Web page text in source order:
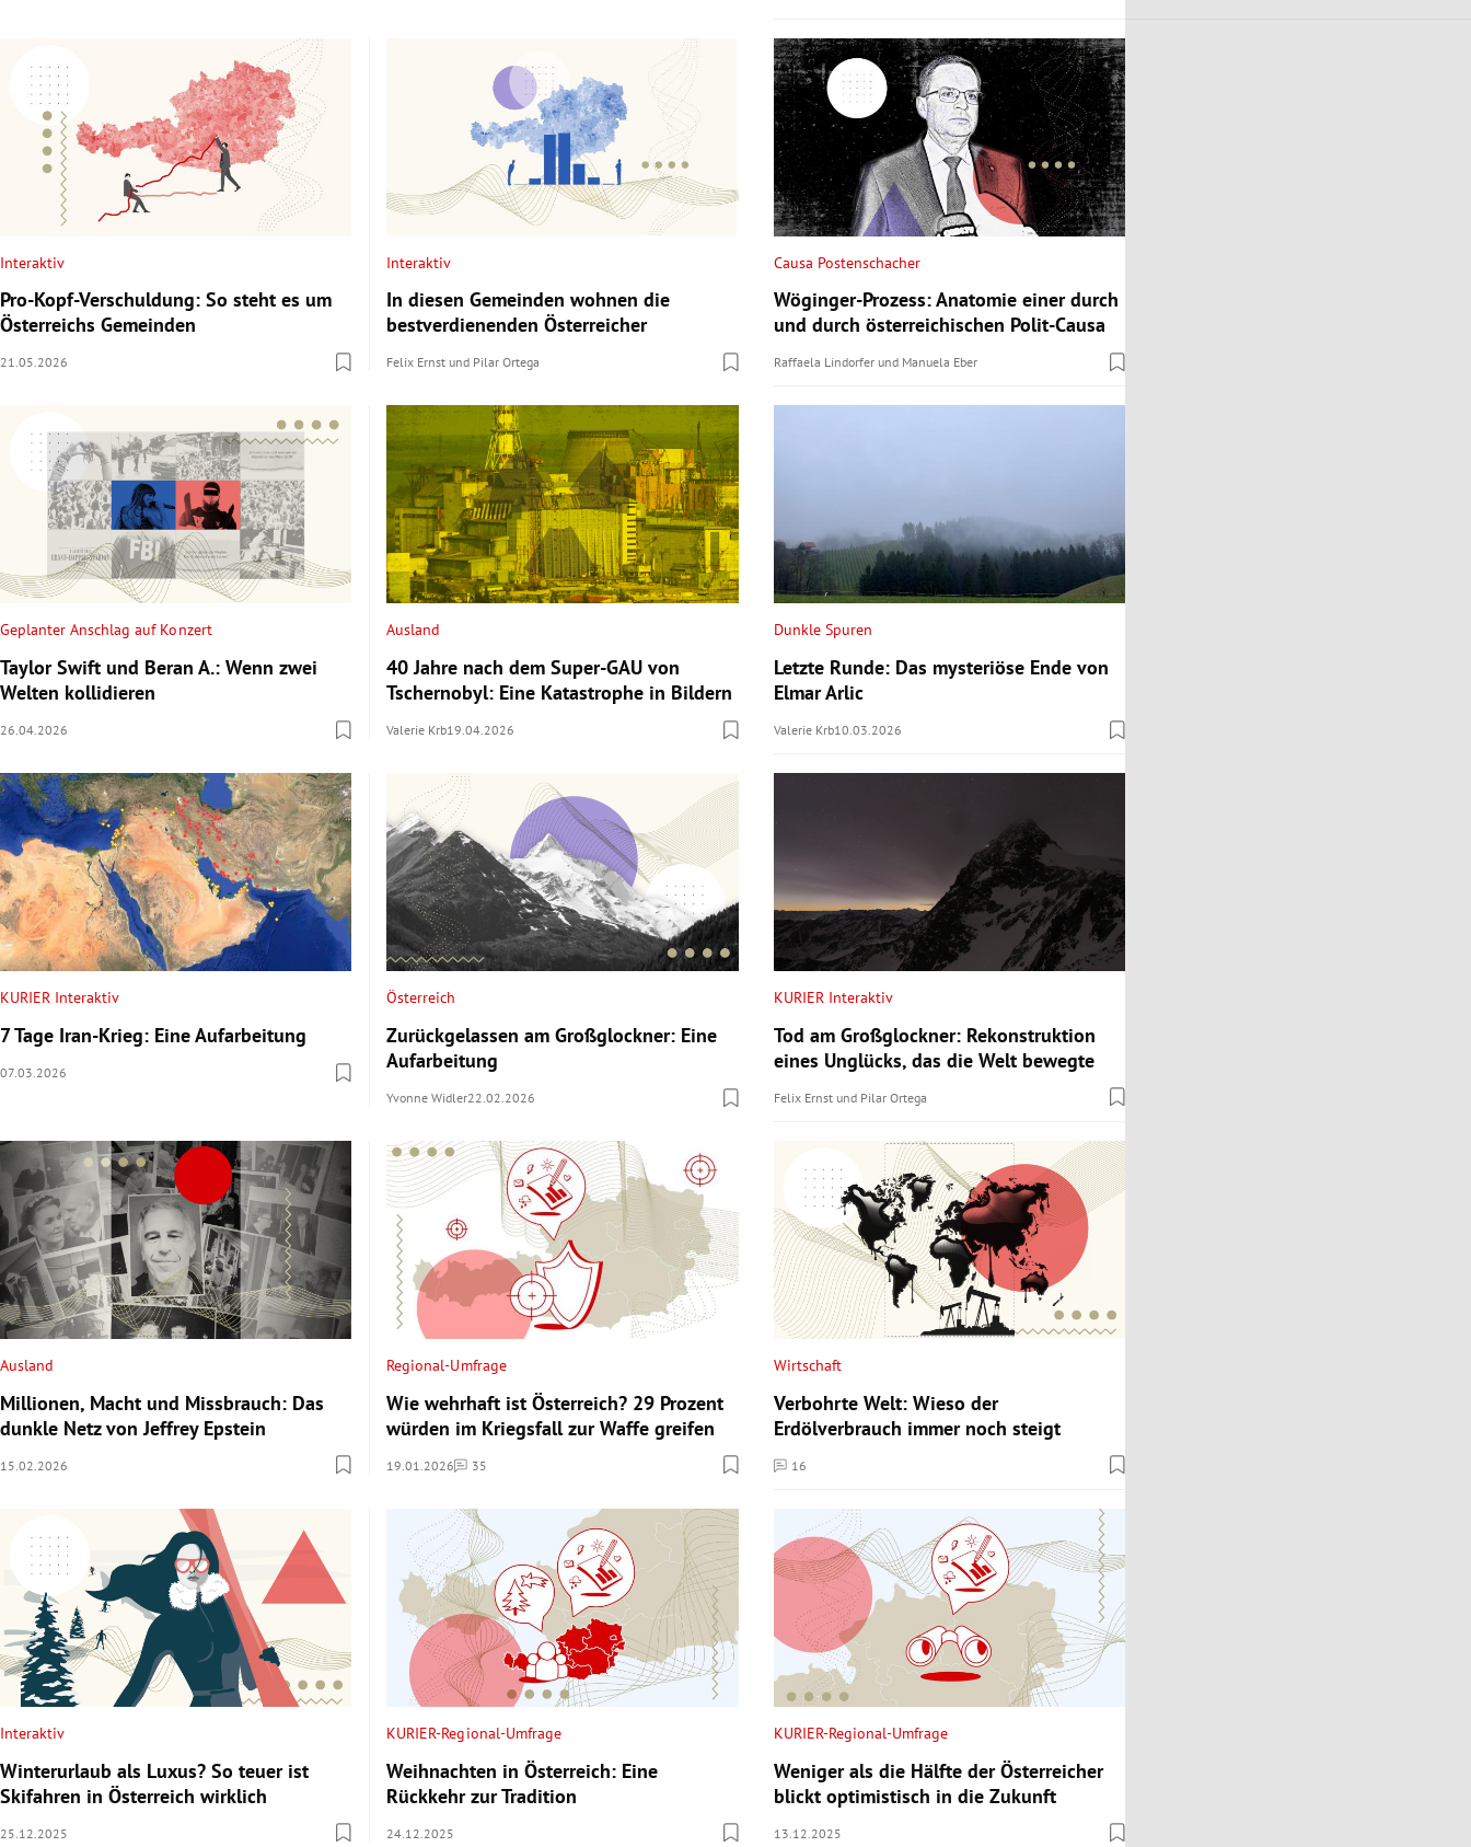
Interaktiv
Pro-Kopf-Verschuldung: So steht es um
Österreichs Gemeinden
21.05.2026
Interaktiv
In diesen Gemeinden wohnen die
bestverdienenden Österreicher
Felix Ernst und Pilar Ortega
Causa Postenschacher
Wöginger-Prozess: Anatomie einer durch
und durch österreichischen Polit-Causa
Raffaela Lindorferund Manuela Eber
Geplanter Anschlag auf Konzert
Taylor Swift und Beran A.: Wenn zwei
Welten kollidieren
26.04.2026
Ausland
40 Jahre nach dem Super-GAU von
Tschernobyl: Eine Katastrophe in Bildern
Valerie Krb19.04.2026
Dunkle Spuren
Letzte Runde: Das mysteriöse Ende von
Elmar Arlic
Valerie Krb10.03.2026
KURIER Interaktiv
7 Tage Iran-Krieg: Eine Aufarbeitung
07.03.2026
Österreich
Zurückgelassen am Großglockner: Eine
Aufarbeitung
Yvonne Widler22.02.2026
KURIER Interaktiv
Tod am Großglockner: Rekonstruktion
eines Unglücks, das die Welt bewegte
Felix Ernstund Pilar Ortega
Ausland
Millionen, Macht und Missbrauch: Das
dunkle Netz von Jeffrey Epstein
15.02.2026
Regional-Umfrage
Wie wehrhaft ist Österreich? 29 Prozent
würden im Kriegsfall zur Waffe greifen
19.01.2026 35
Kommentare
Wirtschaft
Verbohrte Welt: Wieso der
Erdölverbrauch immer noch steigt
16
Kommentare
Interaktiv
Winterurlaub als Luxus? So teuer ist
Skifahren in Österreich wirklich
25.12.2025
KURIER-Regional-Umfrage
Weihnachten in Österreich: Eine
Rückkehr zur Tradition
24.12.2025
KURIER-Regional-Umfrage
Weniger als die Hälfte der Österreicher
blickt optimistisch in die Zukunft
13.12.2025